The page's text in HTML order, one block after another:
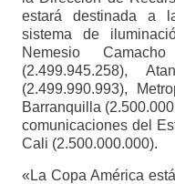
estará destinada a
sistema de
Nemesio
(2.499.945.258),
(2.499.990.993),
Barranquilla
comunicaciones del
Cali (2.500.000.000).
«La Copa América